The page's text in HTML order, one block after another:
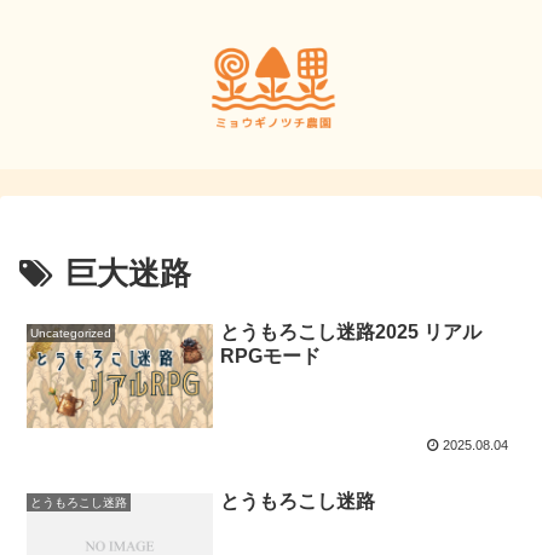
巨大迷路
Uncategorized
とうもろこし迷路2025 リアル
RPGモード
2025.08.04
とうもろこし迷路 とうもろこし迷路